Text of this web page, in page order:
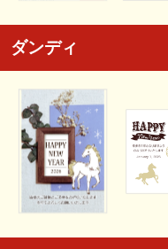
ダンディ